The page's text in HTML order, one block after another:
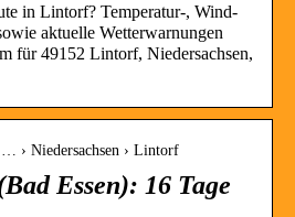
in Lintorf? Temperatur-, Wind-
aktuelle Wetterwarnungen
für 49152 Lintorf, Niedersachsen,
› Niedersachsen › Lintorf
Essen): 16 Tage